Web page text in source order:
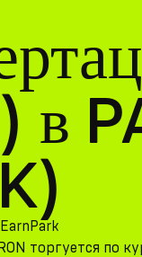
в
торгуется по